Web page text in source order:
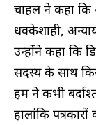
चाहल ने कहा कि
धक्केशाही,
उन्होंने कहा कि
सदस्य के साथ
हम ने कभी
हालांकि